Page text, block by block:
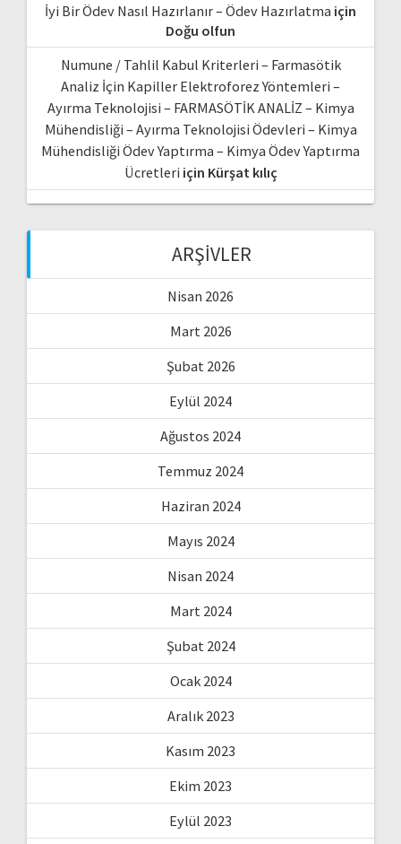
İyi Bir Ödev Nasıl Hazırlanır – Ödev Hazırlatma için
Doğu olfun
Numune / Tahlil Kabul Kriterleri – Farmasötik
Analiz İçin Kapiller Elektroforez Yöntemleri –
Ayırma Teknolojisi – FARMASÖTİK ANALİZ – Kimya
Mühendisliği – Ayırma Teknolojisi Ödevleri – Kimya
Mühendisliği Ödev Yaptırma – Kimya Ödev Yaptırma
Ücretleri için Kürşat kılıç
ARŞIVLER
Nisan 2026
Mart 2026
Şubat 2026
Eylül 2024
Ağustos 2024
Temmuz 2024
Haziran 2024
Mayıs 2024
Nisan 2024
Mart 2024
Şubat 2024
Ocak 2024
Aralık 2023
Kasım 2023
Ekim 2023
Eylül 2023